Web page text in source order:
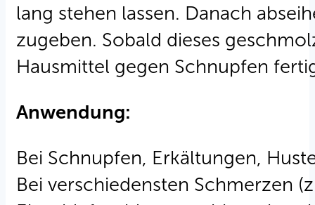
lang stehen lassen. Danach
zugeben. Sobald dieses
Hausmittel gegen Schnupfen
Anwendung:
Bei Schnupfen, Erkältungen,
Bei verschiedensten Schmerzen